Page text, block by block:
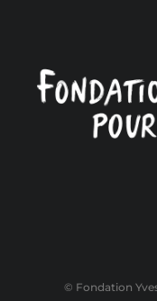
© Fondation